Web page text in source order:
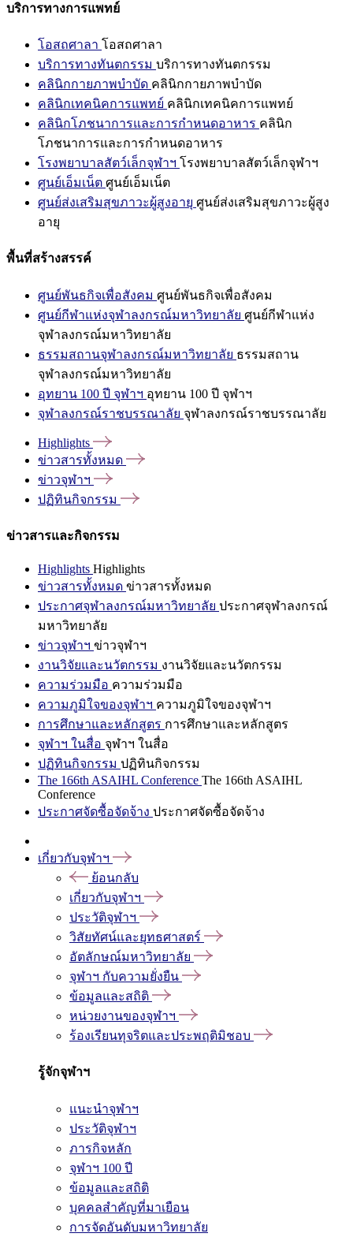
บริการทางการแพทย์
โอสถศาลา โอสถศาลา
บริการทางทันตกรรม บริการทางทันตกรรม
คลินิกกายภาพบำบัด คลินิกกายภาพบำบัด
คลินิกเทคนิคการแพทย์ คลินิกเทคนิคการแพทย์
คลินิกโภชนาการและการกำหนดอาหาร คลินิก
โภชนาการและการกำหนดอาหาร
โรงพยาบาลสัตว์เล็กจุฬาฯ โรงพยาบาลสัตว์เล็กจุฬาฯ
ศูนย์เอ็มเน็ต ศูนย์เอ็มเน็ต
ศูนย์ส่งเสริมสุขภาวะผู้สูงอายุ ศูนย์ส่งเสริมสุขภาวะผู้สูง
อายุ
พื้นที่สร้างสรรค์
ศูนย์พันธกิจเพื่อสังคม ศูนย์พันธกิจเพื่อสังคม
ศูนย์กีฬาแห่งจุฬาลงกรณ์มหาวิทยาลัย ศูนย์กีฬาแห่ง
จุฬาลงกรณ์มหาวิทยาลัย
ธรรมสถานจุฬาลงกรณ์มหาวิทยาลัย ธรรมสถาน
จุฬาลงกรณ์มหาวิทยาลัย
อุทยาน 100 ปี จุฬาฯ อุทยาน 100 ปี จุฬาฯ
จุฬาลงกรณ์ราชบรรณาลัย จุฬาลงกรณ์ราชบรรณาลัย
Highlights
ข่าวสารทั้งหมด
ข่าวจุฬาฯ
ปฏิทินกิจกรรม
ข่าวสารและกิจกรรม
Highlights Highlights
ข่าวสารทั้งหมด ข่าวสารทั้งหมด
ประกาศจุฬาลงกรณ์มหาวิทยาลัย ประกาศจุฬาลงกรณ์
มหาวิทยาลัย
ข่าวจุฬาฯ ข่าวจุฬาฯ
งานวิจัยและนวัตกรรม งานวิจัยและนวัตกรรม
ความร่วมมือ ความร่วมมือ
ความภูมิใจของจุฬาฯ ความภูมิใจของจุฬาฯ
การศึกษาและหลักสูตร การศึกษาและหลักสูตร
จุฬาฯ ในสื่อ จุฬาฯ ในสื่อ
ปฏิทินกิจกรรม ปฏิทินกิจกรรม
The 166th ASAIHL Conference The 166th ASAIHL
Conference
ประกาศจัดซื้อจัดจ้าง ประกาศจัดซื้อจัดจ้าง
เกี่ยวกับจุฬาฯ
ย้อนกลับ
เกี่ยวกับจุฬาฯ
ประวัติจุฬาฯ
วิสัยทัศน์และยุทธศาสตร์
อัตลักษณ์มหาวิทยาลัย
จุฬาฯ กับความยั่งยืน
ข้อมูลและสถิติ
หน่วยงานของจุฬาฯ
ร้องเรียนทุจริตและประพฤติมิชอบ
รู้จักจุฬาฯ
แนะนำจุฬาฯ
ประวัติจุฬาฯ
ภารกิจหลัก
จุฬาฯ 100 ปี
ข้อมูลและสถิติ
บุคคลสำคัญที่มาเยือน
การจัดอันดับมหาวิทยาลัย